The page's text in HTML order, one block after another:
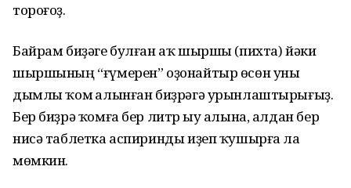
тороғоҙ.
Байрам биҙәге булған аҡ шыршы (пихта) йәки
шыршының “ғүмерен” оҙонайтыр өсөн уны
дымлы ҡом һалынған биҙрәгә урынлаштырығыҙ.
Бер биҙрә ҡомға бер литр һыу алына, алдан бер
нисә таблетка аспиринды иҙеп ҡушырға ла
мөмкин.